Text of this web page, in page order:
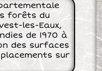
forêts du
les-Eaux,
de 1970 à
des surfaces
sur